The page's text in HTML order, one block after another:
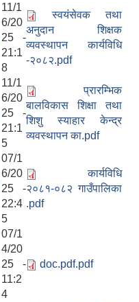
11/1
6/20
25 -
21:1
8
स्वयंसेवक तथा
अनुदान शिक्षक
व्यवस्थापन कार्यविधि
-२०८२.pdf
11/1
6/20
25 -
21:1
5
प्रारम्भिक
बालविकास शिक्षा तथा
शिशु स्याहार केन्द्र
व्यवस्थापन का.pdf
07/1
6/20
25 -
22:4
5
कार्यविधि
२०८१-०८२ गाउँपालिका
.pdf
07/1
4/20
25 -
11:2
4
doc.pdf.pdf